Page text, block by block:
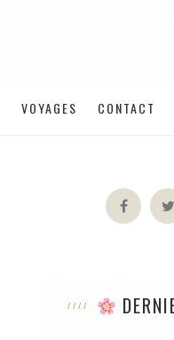
VOYAGES CONTACT